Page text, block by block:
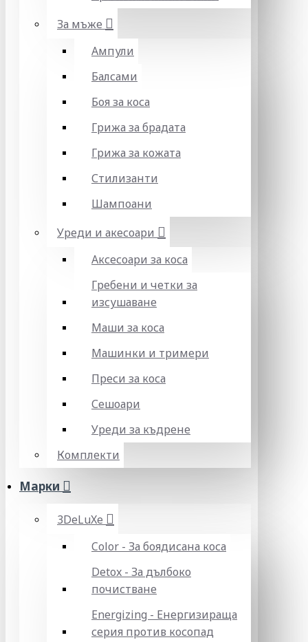
За мъже
Ампули
Балсами
Боя за коса
Грижа за брадата
Грижа за кожата
Стилизанти
Шампоани
Уреди и акесоари
Аксесоари за коса
Гребени и четки за
изсушаване
Маши за коса
Машинки и тримери
Преси за коса
Сешоари
Уреди за къдрене
Комплекти
Марки
3DeLuXe
Color - За боядисана коса
Detox - За дълбоко
почистване
Energizing - Енергизираща
серия против косопад